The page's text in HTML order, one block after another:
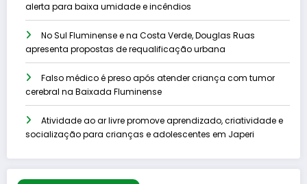
alerta para baixa umidade e incêndios
No Sul Fluminense e na Costa Verde, Douglas Ruas
apresenta propostas de requalificação urbana
Falso médico é preso após atender criança com tumor
cerebral na Baixada Fluminense
Atividade ao ar livre promove aprendizado, criatividade e
socialização para crianças e adolescentes em Japeri